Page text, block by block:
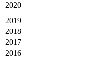
2020
2019
2018
2017
2016